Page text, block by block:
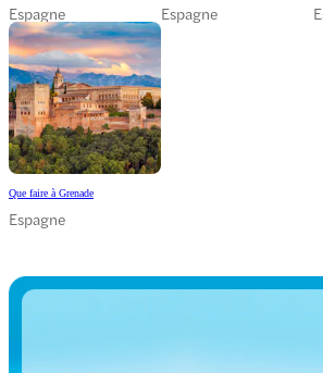
Espagne Espagne
Que faire à Grenade
Espagne